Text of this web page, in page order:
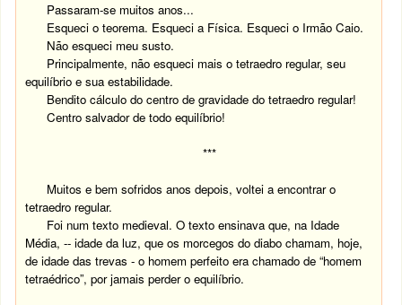
Passaram-se muitos anos...
Esqueci o teorema. Esqueci a Física. Esqueci o Irmão Caio.
Não esqueci meu susto.
Principalmente, não esqueci mais o tetraedro regular, seu
equilíbrio e sua estabilidade.
Bendito cálculo do centro de gravidade do tetraedro regular!
Centro salvador de todo equilíbrio!
***
Muitos e bem sofridos anos depois, voltei a encontrar o
tetraedro regular.
Foi num texto medieval. O texto ensinava que, na Idade
Média, -- idade da luz, que os morcegos do diabo chamam, hoje,
de idade das trevas - o homem perfeito era chamado de “homem
tetraédrico”, por jamais perder o equilíbrio.